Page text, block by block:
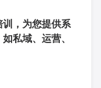
，为您提供系
私域、运营、